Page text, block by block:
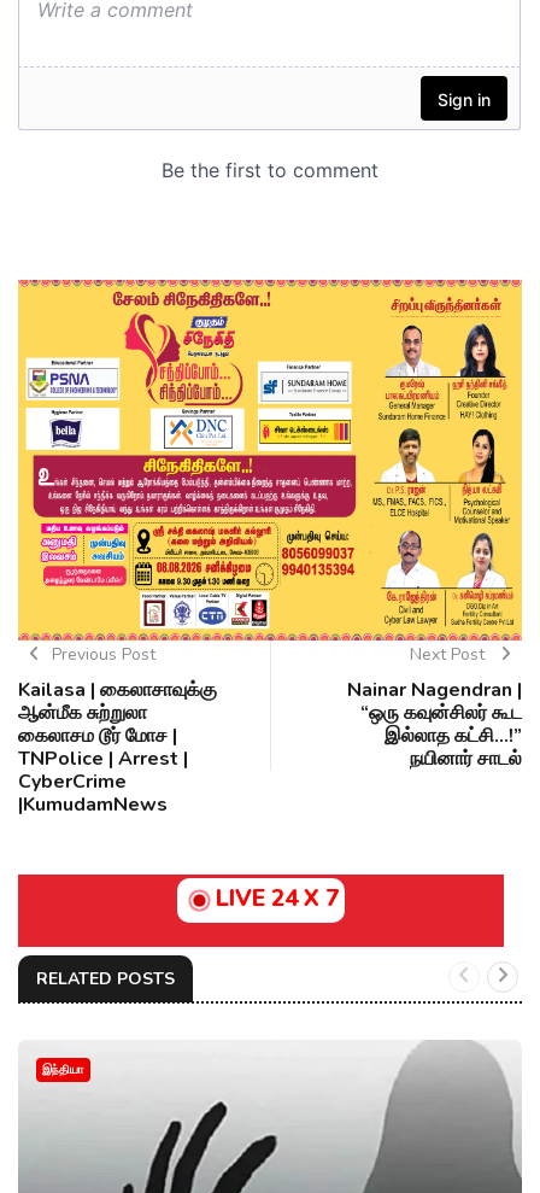
Previous Post
Kailasa | கைலாசாவுக்கு
ஆன்மீக சுற்றுலா
கைலாசம டூர் மோச |
TNPolice | Arrest |
CyberCrime
|KumudamNews
Next Post
Nainar Nagendran |
“ஒரு கவுன்சிலர் கூட
இல்லாத கட்சி...!”
நயினார் சாடல்
LIVE 24 X 7
RELATED POSTS
இந்தியா